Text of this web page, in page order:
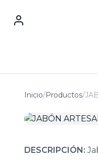
Inicio/Productos/
DESCRIPCIÓN: